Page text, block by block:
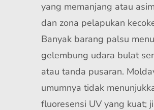
yang memanjang atau
dan zona pelapukan
Banyak barang palsu
gelembung udara bulat
atau tanda pusaran.
umumnya tidak
fluoresensi UV yang kuat;